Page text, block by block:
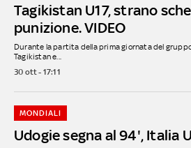
Tagikistan U17, strano
punizione. VIDEO
Durante la partita della prima giornata del
Tagikistan e...
30 ott - 17:11
Udogie segna al 94', Italia
MONDIALI